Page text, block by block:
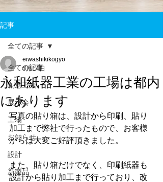
記事
全ての記事
創意工夫
展示会
工場
お知らせ
設計
新製品
全ての記事
永和紙器工業の工場は都内
にあります
eiwashikikogyo
5月14日
写真の貼り箱は、設計から印刷、貼り
加工まで弊社で行ったもので、お客様
からは大変ご好評頂きました。
また、貼り箱だけでなく、印刷紙器も
設計から貼り加工まで行っており、改